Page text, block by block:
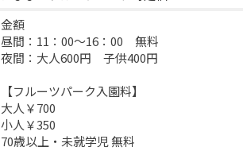
金額
昼間：11：00～16：00 無料
夜間：大人600円 子供400円
【フルーツパーク入園料】
大人￥700
小人￥350
70歳以上・未就学児 無料